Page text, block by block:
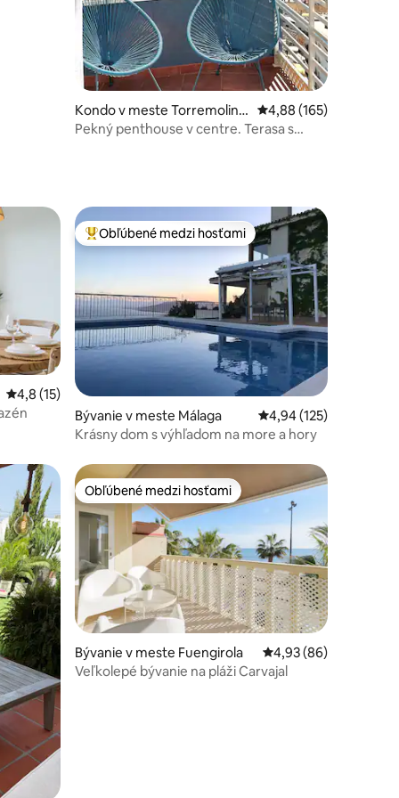
Kondo v meste Torremolino
s
Priemerné
4,88 (165)
Pekný penthouse v centre. Terasa s
136
Priemerné ohodnotenie 4,8 z 5, počet hodnotení: 15
4,8 (15)
Najobľúbenejšie medzi hosťami
Obľúbené medzi hosťami
Bývanie v meste Málaga Priemerné
4,94 (125)
Krásny dom s výhľadom na more a hory
101
Obľúbené medzi hosťami
Obľúbené medzi hosťami
Bývanie v meste Fuengirola Priemerné
4,93 (86)
Veľkolepé bývanie na pláži Carvajal